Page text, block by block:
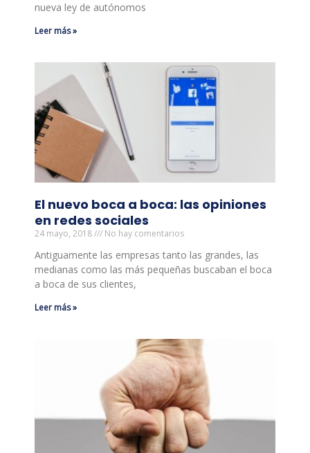
nueva ley de autónomos
Leer más »
El nuevo boca a boca: las opiniones
en redes sociales
24 mayo, 2018 No hay comentarios
Antiguamente las empresas tanto las grandes, las
medianas como las más pequeñas buscaban el boca
a boca de sus clientes,
Leer más »